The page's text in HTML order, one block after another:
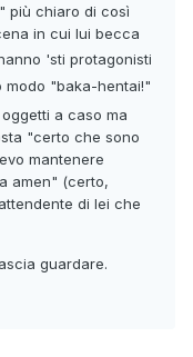
più chiaro di così
in cui lui becca
'sti protagonisti
modo "baka-hentai!"
a caso ma
"certo che sono
mantenere
amen" (certo,
di lei che
guardare.